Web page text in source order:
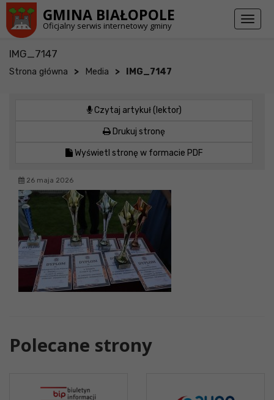
GMINA BIAŁOPOLE
Oficjalny serwis internetowy gminy
Toggle
IMG_7147
Strona główna > Media > IMG_7147
Czytaj artykuł (lektor)
Drukuj stronę
Wyświetl stronę w formacie PDF
26 maja 2026
Polecane strony